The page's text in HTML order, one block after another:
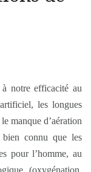
à notre efficacité au
les longues
manque d’aération
connu que les
pour l’homme, au
(oxygénation,